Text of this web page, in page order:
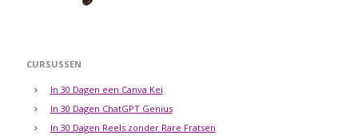
CURSUSSEN
In 30 Dagen een Canva Kei
In 30 Dagen ChatGPT Genius
In 30 Dagen Reels zonder Rare Fratsen